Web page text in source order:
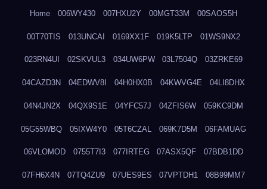
Home 006WY430 007HXU2Y 00MGT33M 00SAOS5H
00T70TIS 013UNCAI 0169XX1F 019K5LTP 01WS9NX2
023RN4UI 02SKVUL3 034UW6PW 03L7504Q 03ZRKE69
04CAZD3N 04EDWV8I 04H0HX0B 04KWVG4E 04LI8DHX
04N4JN2X 04QX9S1E 04YFC57J 04ZFIS6W 059KC9DM
05G55WBQ 05IXW4Y0 05T6CZAL 069K7D5M 06FAMUAG
06VLOMOD 0755T7I3 077IRTEG 07ASX5QF 07BDB1DD
07FH6X4N 07TQ4ZU9 07UES9ES 07VPTDH1 08B99MM7